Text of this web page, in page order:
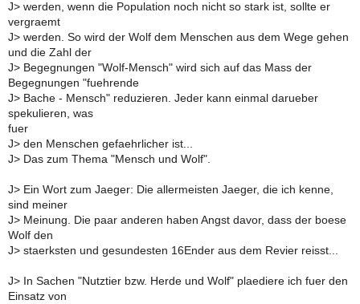
J> werden, wenn die Population noch nicht so stark ist, sollte er
vergraemt
J> werden. So wird der Wolf dem Menschen aus dem Wege gehen
und die Zahl der
J> Begegnungen "Wolf-Mensch" wird sich auf das Mass der
Begegnungen "fuehrende
J> Bache - Mensch" reduzieren. Jeder kann einmal darueber
spekulieren, was
fuer
J> den Menschen gefaehrlicher ist...
J> Das zum Thema "Mensch und Wolf".
J> Ein Wort zum Jaeger: Die allermeisten Jaeger, die ich kenne,
sind meiner
J> Meinung. Die paar anderen haben Angst davor, dass der boese
Wolf den
J> staerksten und gesundesten 16Ender aus dem Revier reisst...
J> In Sachen "Nutztier bzw. Herde und Wolf" plaediere ich fuer den
Einsatz von